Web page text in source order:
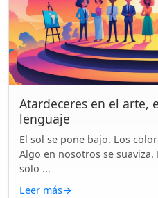
Atardeceres en el arte,
lenguaje
El sol se pone bajo. Los
Algo en nosotros se
solo ...
Leer más→